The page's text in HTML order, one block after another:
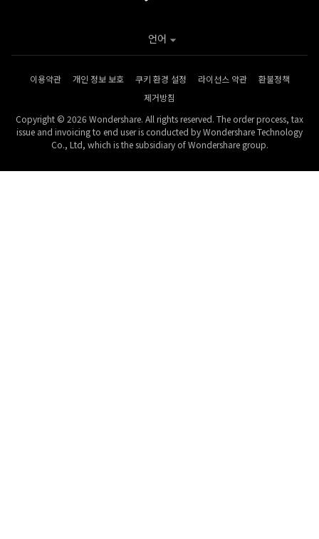
이용약관 개인 정보 보호 쿠키 환경 설정 라이선스 약관
환불정책
제거방침
Copyright © 2026 Wondershare. All rights reserved. The order process, tax
issue and invoicing to end user is conducted by Wondershare Technology
Co., Ltd, which is the subsidiary of Wondershare group.
언어